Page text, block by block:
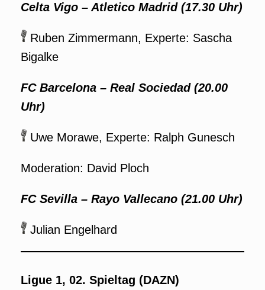
Celta Vigo – Atletico Madrid (17.30 Uhr)
Ruben Zimmermann, Experte: Sascha
Bigalke
FC Barcelona – Real Sociedad (20.00
Uhr)
Uwe Morawe, Experte: Ralph Gunesch
Moderation: David Ploch
FC Sevilla – Rayo Vallecano (21.00 Uhr)
Julian Engelhard
Ligue 1, 02. Spieltag (DAZN)